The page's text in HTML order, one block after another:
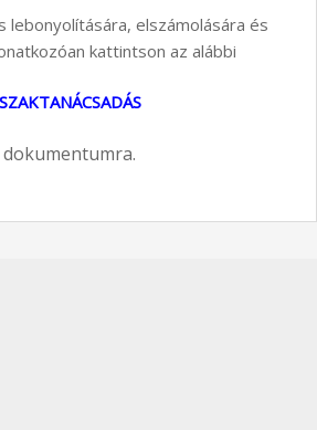
lebonyolítására, elszámolására és
kattintson az alábbi
SZAKTANÁCSADÁS
dokumentumra.